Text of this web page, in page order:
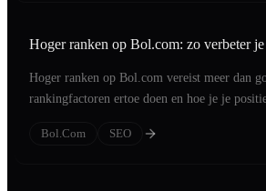
Hoger ranken op Bol.com: zo verbeter
Hoger ranken op Bol.com vereist meer dan
rankingfactoren ertoe doen en hoe je je
Bol.com SEO